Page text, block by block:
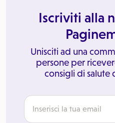
Iscriviti alla
Unisciti ad una
persone per
consigli di salute